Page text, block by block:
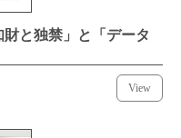
と独禁」と「データ
View